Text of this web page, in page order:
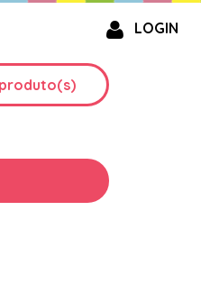
LOGIN
produto(s)